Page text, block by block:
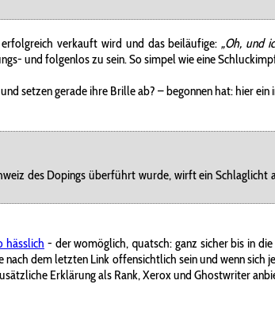
verkauft wird und das beiläufige:„Oh, und
und folgenlos zu sein. So simpel wie eine
setzen gerade ihre Brille ab? – begonnen hat: hier ein
des Dopings überführt wurde, wirft ein Schlaglicht
hässlich - der womöglich, quatsch: ganz sicher bis in
dem letzten Link offensichtlich sein und wenn sich
Erklärung als Rank, Xerox und Ghostwriter